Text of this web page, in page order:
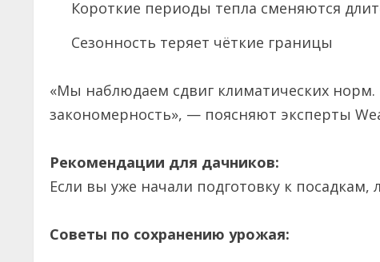
Короткие периоды тепла сменяются
Сезонность теряет чёткие границы
«Мы наблюдаем сдвиг климатических
закономерность», — поясняют эксперты
Рекомендации для дачников:
Если вы уже начали подготовку к
Советы по сохранению урожая: